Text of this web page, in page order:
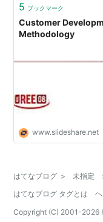
5 ブックマーク
Customer
Methodology
www.slideshare.net
はてなブログ > 未指定
はてなブログ タグとは
Copyright (C) 2001-2026